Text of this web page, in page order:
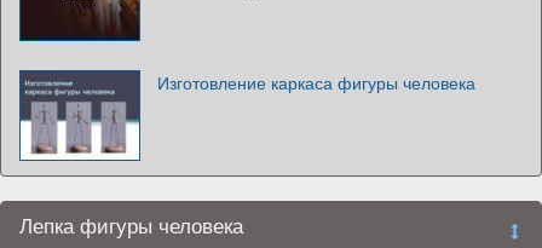
Изготовление каркаса фигуры человека
Лепка фигуры человека